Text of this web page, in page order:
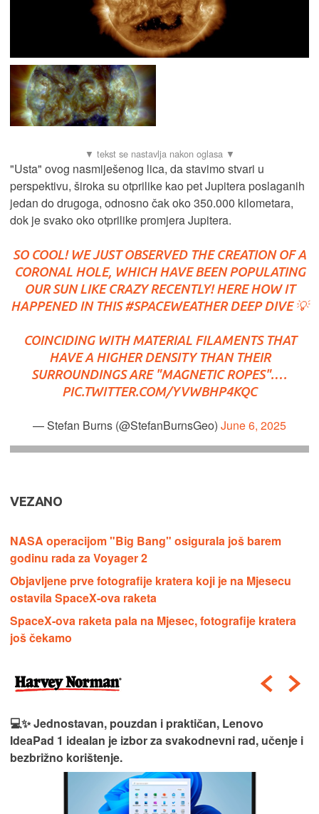
"Usta" ovog nasmiješenog lica, da stavimo stvari u
perspektivu, široka su otprilike kao pet Jupitera poslaganih
jedan do drugoga, odnosno čak oko 350.000 kilometara,
dok je svako oko otprilike promjera Jupitera.
SO COOL! WE JUST OBSERVED THE CREATION OF A
CORONAL HOLE, WHICH HAVE BEEN POPULATING
OUR SUN LIKE CRAZY RECENTLY! HERE HOW IT
HAPPENED IN THIS#SPACEWEATHERDEEP DIVE 💡
COINCIDING WITH MATERIAL FILAMENTS THAT
HAVE A HIGHER DENSITY THAN THEIR
SURROUNDINGS ARE "MAGNETIC ROPES".…
PIC.TWITTER.COM/YVWBHP4KQC
— Stefan Burns (@StefanBurnsGeo) June 6, 2025
VEZANO
NASA operacijom "Big Bang" osigurala još barem
godinu rada za Voyager 2
Objavljene prve fotografije kratera koji je na Mjesecu
ostavila SpaceX-ova raketa
SpaceX-ova raketa pala na Mjesec, fotografije kratera
još čekamo
💻✨ Jednostavan, pouzdan i praktičan, Lenovo
IdeaPad 1 idealan je izbor za svakodnevni rad, učenje i
bezbrižno korištenje.